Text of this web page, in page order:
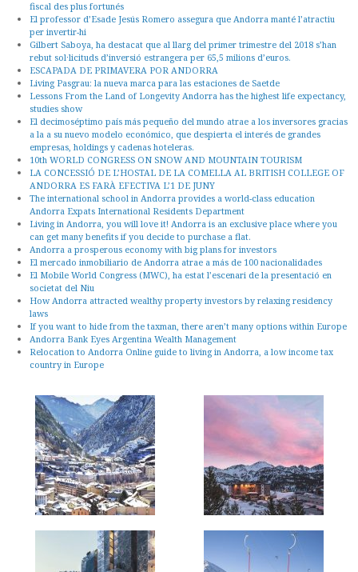
fiscal des plus fortunés
El professor d’Esade Jesús Romero assegura que Andorra manté l’atractiu
per invertir-hi
Gilbert Saboya, ha destacat que al llarg del primer trimestre del 2018 s’han
rebut sol·licituds d’inversió estrangera per 65,5 milions d’euros.
ESCAPADA DE PRIMAVERA POR ANDORRA
Living Pasgrau: la nueva marca para las estaciones de Saetde
Lessons From the Land of Longevity Andorra has the highest life expectancy,
studies show
El decimoséptimo país más pequeño del mundo atrae a los inversores gracias
a la a su nuevo modelo económico, que despierta el interés de grandes
empresas, holdings y cadenas hoteleras.
10th WORLD CONGRESS ON SNOW AND MOUNTAIN TOURISM
LA CONCESSIÓ DE L’HOSTAL DE LA COMELLA AL BRITISH COLLEGE OF
ANDORRA ES FARÀ EFECTIVA L’1 DE JUNY
The international school in Andorra provides a world-class education
Andorra Expats International Residents Department
Living in Andorra, you will love it! Andorra is an exclusive place where you
can get many benefits if you decide to purchase a flat.
Andorra a prosperous economy with big plans for investors
El mercado inmobiliario de Andorra atrae a más de 100 nacionalidades
El Mobile World Congress (MWC), ha estat l’escenari de la presentació en
societat del Niu
How Andorra attracted wealthy property investors by relaxing residency
laws
If you want to hide from the taxman, there aren’t many options within Europe
Andorra Bank Eyes Argentina Wealth Management
Relocation to Andorra Online guide to living in Andorra, a low income tax
country in Europe